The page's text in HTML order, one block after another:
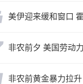
非农前夕 美国劳动